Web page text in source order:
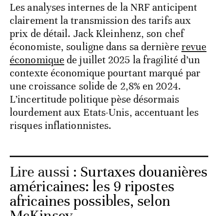
Les analyses internes de la NRF anticipent
clairement la transmission des tarifs aux
prix de détail. Jack Kleinhenz, son chef
économiste, souligne dans sa dernièrerevue
économiquede juillet 2025 la fragilité d’un
contexte économique pourtant marqué par
une croissance solide de 2,8% en 2024.
L’incertitude politique pèse désormais
lourdement aux Etats-Unis, accentuant les
risques inflationnistes.
Lire aussi : Surtaxes douanières
américaines: les 9 ripostes
africaines possibles, selon